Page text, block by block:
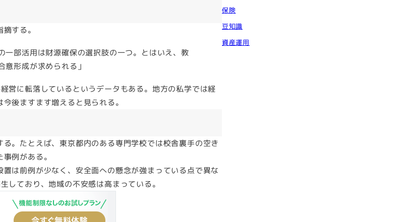
する。
一部活用は財源確保の選択肢の一つ。とはいえ、教
形成が求められる」
営に転落しているというデータもある。地方の私学では経
後ますます増えると見られる。
。たとえば、東京都内のある専門学校では校舎裏手の空き
例がある。
は前例が少なく、安全面への懸念が強まっている点で異な
しており、地域の不安感は高まっている。
保険
豆知識
資産運用